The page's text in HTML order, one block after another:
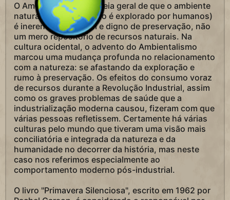
O Ambientalismo é a ideia geral de que o ambiente
natural (aquele que não é explorado por humanos)
é inerentemente bom e digno de preservação, não
um mero repositório de recursos naturais. Na
cultura ocidental, o advento do Ambientalismo
marcou uma mudança profunda no relacionamento
com a natureza: se afastando da exploração e
rumo à preservação. Os efeitos do consumo voraz
de recursos durante a Revolução Industrial, assim
como os graves problemas de saúde que a
industrialização moderna causou, fizeram com que
várias pessoas refletissem. Certamente há várias
culturas pelo mundo que tiveram uma visão mais
conciliatória e integrada da natureza e da
humanidade no decorrer da história, mas neste
caso nos referimos especialmente ao
comportamento moderno pós-industrial.
O livro "Primavera Silenciosa", escrito em 1962 por